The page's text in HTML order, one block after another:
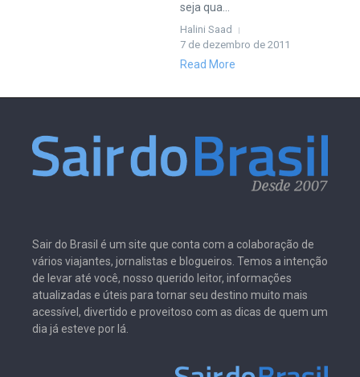
seja qua...
Halini Saad
7 de dezembro de 2011
Read More
Sair do Brasil é um site que conta com a colaboração de
vários viajantes, jornalistas e blogueiros. Temos a intenção
de levar até você, nosso querido leitor, informações
atualizadas e úteis para tornar seu destino muito mais
acessível, divertido e proveitoso com as dicas de quem um
dia já esteve por lá.